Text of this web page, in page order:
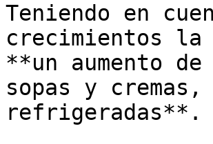
Teniendo en
crecimientos la
**un aumento
sopas y
refrigeradas**.